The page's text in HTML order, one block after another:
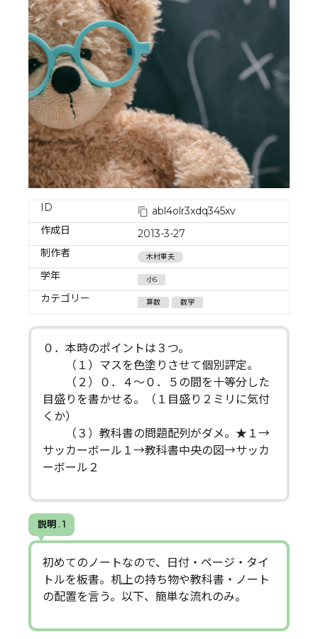
ID
abl4olr3xdq345xv
作成日
2013-3-27
制作者
木村重夫
学年 小5
カテゴリー 算数 数学
０．本時のポイントは３つ。
（１）マスを色塗りさせて個別評定。
（２）０．４～０．５の間を十等分した
目盛りを書かせる。（１目盛り２ミリに気付
くか）
（３）教科書の問題配列がダメ。★１→
サッカーボール１→教科書中央の図→サッカ
ーボール２
説明 . 1
初めてのノートなので、日付・ページ・タイ
トルを板書。机上の持ち物や教科書・ノート
の配置を言う。以下、簡単な流れのみ。